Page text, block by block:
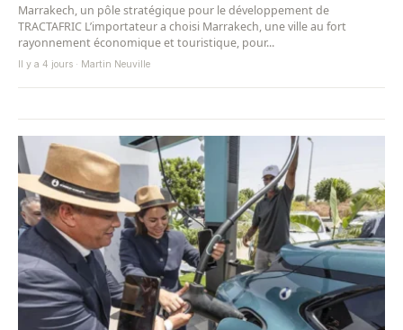
Marrakech, un pôle stratégique pour le développement de
TRACTAFRIC L’importateur a choisi Marrakech, une ville au fort
rayonnement économique et touristique, pour...
Il y a 4 jours · Martin Neuville